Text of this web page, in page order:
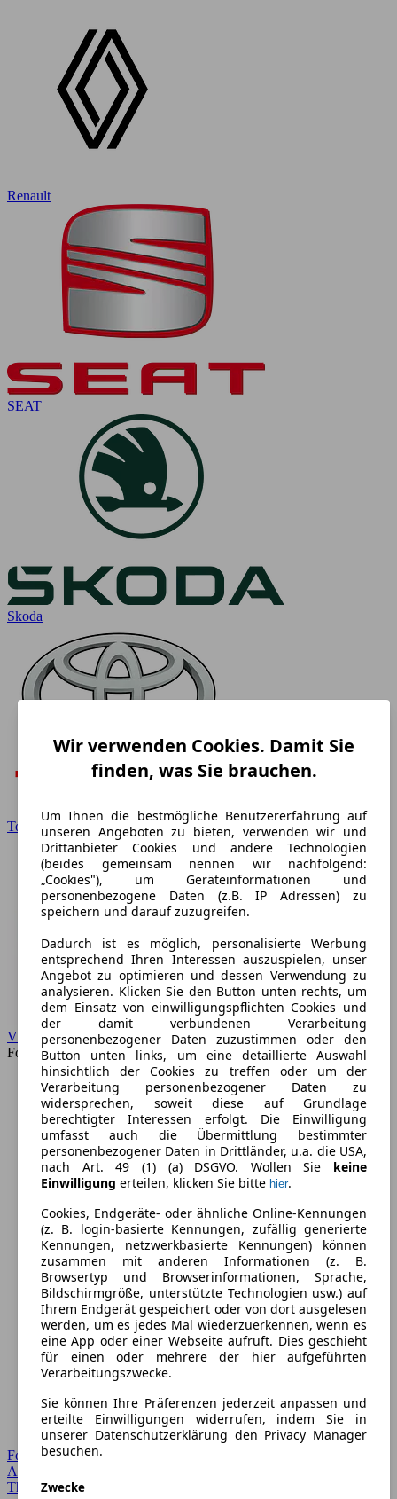
Renault
SEAT
Skoda
Toyota
VW
Forum
Forum Startseite
Alle Auto-Foren
Themen-Forum
Wir verwenden Cookies. Damit Sie
finden, was Sie brauchen.
Um Ihnen die bestmögliche Benutzererfahrung auf
unseren Angeboten zu bieten, verwenden wir und
Drittanbieter Cookies und andere Technologien
(beides gemeinsam nennen wir nachfolgend:
„Cookies"), um Geräteinformationen und
personenbezogene Daten (z.B. IP Adressen) zu
speichern und darauf zuzugreifen.
Dadurch ist es möglich, personalisierte Werbung
entsprechend Ihren Interessen auszuspielen, unser
Angebot zu optimieren und dessen Verwendung zu
analysieren. Klicken Sie den Button unten rechts, um
dem Einsatz von einwilligungspflichten Cookies und
der damit verbundenen Verarbeitung
personenbezogener Daten zuzustimmen oder den
Button unten links, um eine detaillierte Auswahl
hinsichtlich der Cookies zu treffen oder um der
Verarbeitung personenbezogener Daten zu
widersprechen, soweit diese auf Grundlage
berechtigter Interessen erfolgt. Die Einwilligung
umfasst auch die Übermittlung bestimmter
personenbezogener Daten in Drittländer, u.a. die USA,
nach Art. 49 (1) (a) DSGVO. Wollen Sie keine
Einwilligung erteilen, klicken Sie bitte hier.
Cookies, Endgeräte- oder ähnliche Online-Kennungen
(z. B. login-basierte Kennungen, zufällig generierte
Kennungen, netzwerkbasierte Kennungen) können
zusammen mit anderen Informationen (z. B.
Browsertyp und Browserinformationen, Sprache,
Bildschirmgröße, unterstützte Technologien usw.) auf
Ihrem Endgerät gespeichert oder von dort ausgelesen
werden, um es jedes Mal wiederzuerkennen, wenn es
eine App oder einer Webseite aufruft. Dies geschieht
für einen oder mehrere der hier aufgeführten
Verarbeitungszwecke.
Sie können Ihre Präferenzen jederzeit anpassen und
erteilte Einwilligungen widerrufen, indem Sie in
unserer Datenschutzerklärung den Privacy Manager
besuchen.
Zwecke